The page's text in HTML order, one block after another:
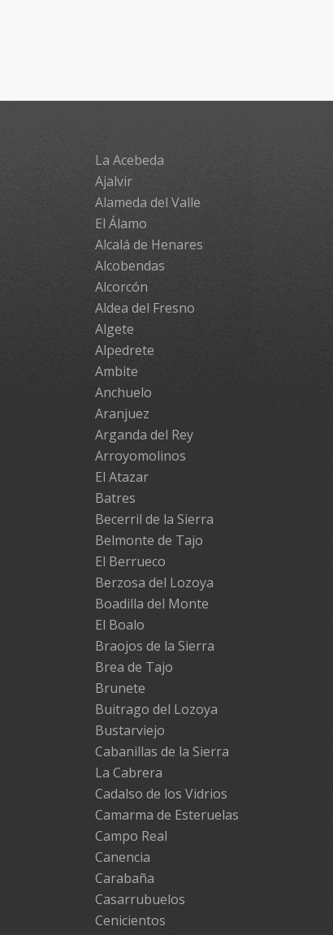
La Acebeda
Ajalvir
Alameda del Valle
El Álamo
Alcalá de Henares
Alcobendas
Alcorcón
Aldea del Fresno
Algete
Alpedrete
Ambite
Anchuelo
Aranjuez
Arganda del Rey
Arroyomolinos
El Atazar
Batres
Becerril de la Sierra
Belmonte de Tajo
El Berrueco
Berzosa del Lozoya
Boadilla del Monte
El Boalo
Braojos de la Sierra
Brea de Tajo
Brunete
Buitrago del Lozoya
Bustarviejo
Cabanillas de la Sierra
La Cabrera
Cadalso de los Vidrios
Camarma de Esteruelas
Campo Real
Canencia
Carabaña
Casarrubuelos
Cenicientos